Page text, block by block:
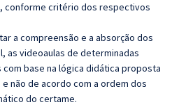
conforme critério dos respectivos
a compreensão e a absorção dos
as videoaulas de determinadas
base na lógica didática proposta
não de acordo com a ordem dos
do certame.